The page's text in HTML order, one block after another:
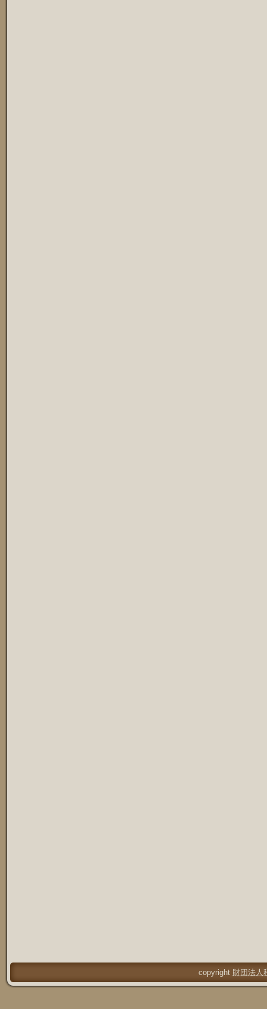
copyright 財団法人